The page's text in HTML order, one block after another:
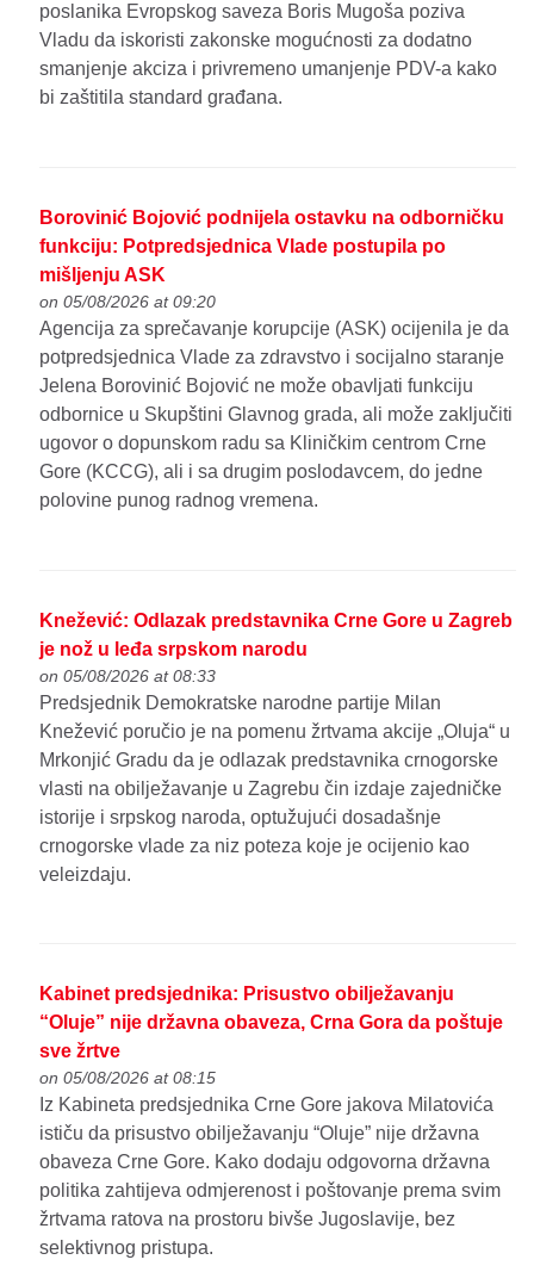
poslanika Evropskog saveza Boris Mugoša poziva
Vladu da iskoristi zakonske mogućnosti za dodatno
smanjenje akciza i privremeno umanjenje PDV-a kako
bi zaštitila standard građana.
Borovinić Bojović podnijela ostavku na odborničku
funkciju: Potpredsjednica Vlade postupila po
mišljenju ASK
on 05/08/2026 at 09:20
Agencija za sprečavanje korupcije (ASK) ocijenila je da
potpredsjednica Vlade za zdravstvo i socijalno staranje
Jelena Borovinić Bojović ne može obavljati funkciju
odbornice u Skupštini Glavnog grada, ali može zaključiti
ugovor o dopunskom radu sa Kliničkim centrom Crne
Gore (KCCG), ali i sa drugim poslodavcem, do jedne
polovine punog radnog vremena.
Knežević: Odlazak predstavnika Crne Gore u Zagreb
je nož u leđa srpskom narodu
on 05/08/2026 at 08:33
Predsjednik Demokratske narodne partije Milan
Knežević poručio je na pomenu žrtvama akcije „Oluja“ u
Mrkonjić Gradu da je odlazak predstavnika crnogorske
vlasti na obilježavanje u Zagrebu čin izdaje zajedničke
istorije i srpskog naroda, optužujući dosadašnje
crnogorske vlade za niz poteza koje je ocijenio kao
veleizdaju.
Kabinet predsjednika: Prisustvo obilježavanju
“Oluje” nije državna obaveza, Crna Gora da poštuje
sve žrtve
on 05/08/2026 at 08:15
Iz Kabineta predsjednika Crne Gore jakova Milatovića
ističu da prisustvo obilježavanju “Oluje” nije državna
obaveza Crne Gore. Kako dodaju odgovorna državna
politika zahtijeva odmjerenost i poštovanje prema svim
žrtvama ratova na prostoru bivše Jugoslavije, bez
selektivnog pristupa.